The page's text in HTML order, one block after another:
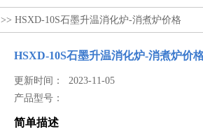
>> HSXD-10S石墨升温消化炉-消煮炉价格
HSXD-10S石墨升温消化炉-消煮炉价
更新时间： 2023-11-05
产品型号：
简单描述